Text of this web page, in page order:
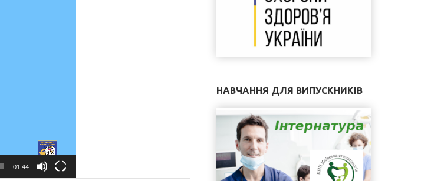
01:44
НАВЧАННЯ ДЛЯ ВИПУСКНИКІВ